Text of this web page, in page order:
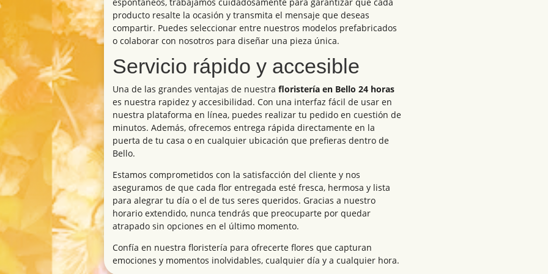
producto resalte la ocasión y transmita el mensaje que deseas
compartir. Puedes seleccionar entre nuestros modelos prefabricados
o colaborar con nosotros para diseñar una pieza única.
Servicio rápido y accesible
Una de las grandes ventajas de nuestra floristería en Bello 24 horas
es nuestra rapidez y accesibilidad. Con una interfaz fácil de usar en
nuestra plataforma en línea, puedes realizar tu pedido en cuestión de
minutos. Además, ofrecemos entrega rápida directamente en la
puerta de tu casa o en cualquier ubicación que prefieras dentro de
Bello.
Estamos comprometidos con la satisfacción del cliente y nos
aseguramos de que cada flor entregada esté fresca, hermosa y lista
para alegrar tu día o el de tus seres queridos. Gracias a nuestro
horario extendido, nunca tendrás que preocuparte por quedar
atrapado sin opciones en el último momento.
Confía en nuestra floristería para ofrecerte flores que capturan
emociones y momentos inolvidables, cualquier día y a cualquier hora.